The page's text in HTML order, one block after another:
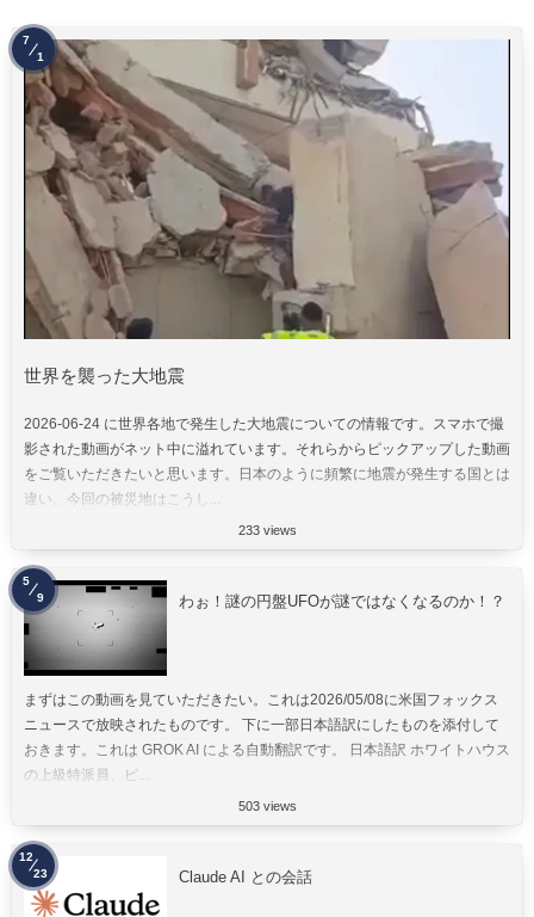
世界を襲った大地震
2026-06-24 に世界各地で発生した大地震についての情報です。スマホで撮
影された動画がネット中に溢れています。それらからピックアップした動画
をご覧いただきたいと思います。日本のように頻繁に地震が発生する国とは
違い、今回の被災地はこうし...
233 views
7
1
わぉ！謎の円盤UFOが謎ではなくなるのか！？
まずはこの動画を見ていただきたい。これは2026/05/08に米国フォックス
ニュースで放映されたものです。 下に一部日本語訳にしたものを添付して
おきます。これは GROK AI による自動翻訳です。 日本語訳 ホワイトハウス
の上級特派員、ピ...
503 views
5
9
Claude AI との会話
12
23